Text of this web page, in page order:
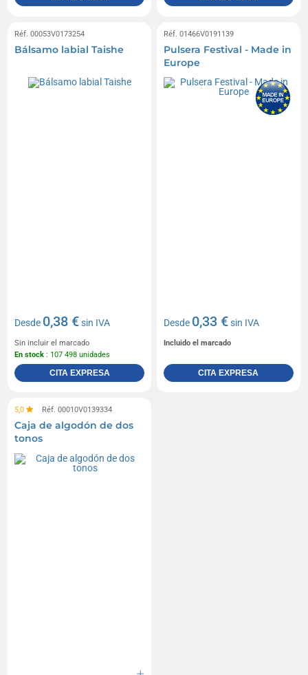
Réf. 00053V0173254
Bálsamo labial Taishe
Desde 0,38 €sin IVA
Sin incluir el marcado
En stock : 107 498 unidades
CITA EXPRESA
Réf. 01466V0191139
Pulsera Festival - Made in
Europe
Desde 0,33 €sin IVA
Incluido el marcado
CITA EXPRESA
5,0 Réf. 00010V0139334
Caja de algodón de dos
tonos